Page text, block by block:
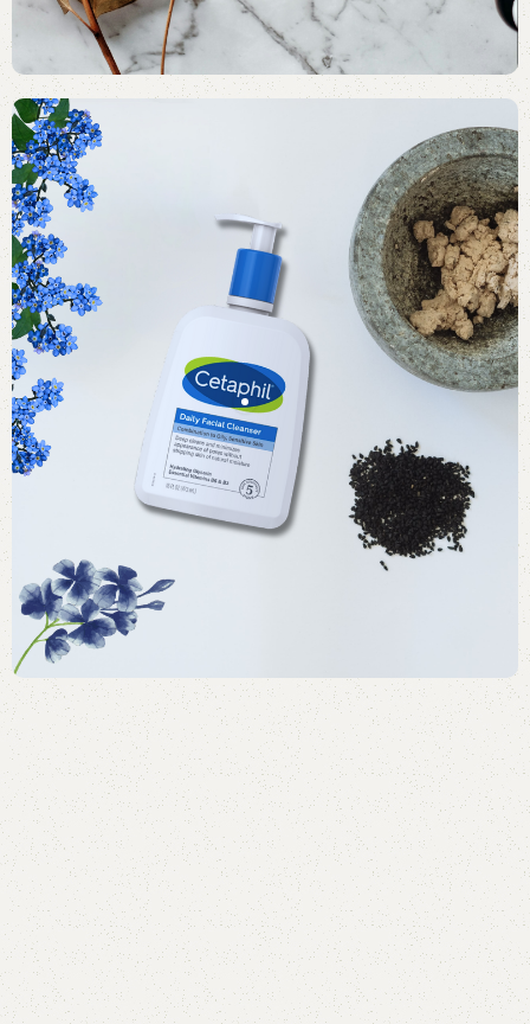
GLADØM
The new common language will be more simple and
regular than the existing languages